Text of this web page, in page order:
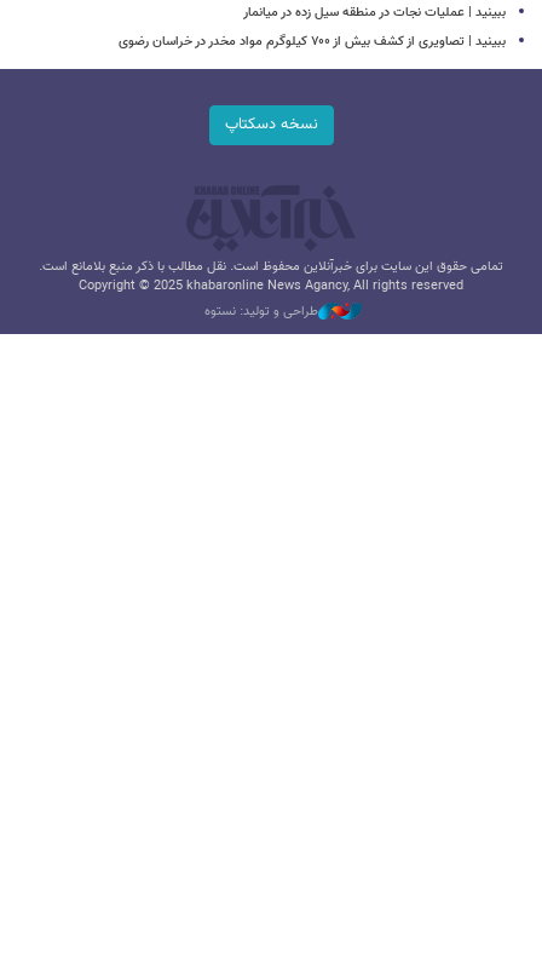
ببینید | عملیات نجات در منطقه سیل زده در میانمار
ببینید | تصاویری از کشف بیش از ۷۰۰ کیلوگرم مواد مخدر در خراسان رضوی
نسخه دسکتاپ
تمامی حقوق این سایت برای خبرآنلاین محفوظ است. نقل مطالب با ذکر منبع بلامانع است.
Copyright © 2025 khabaronline News Agancy, All rights reserved
طراحی و تولید: نستوه